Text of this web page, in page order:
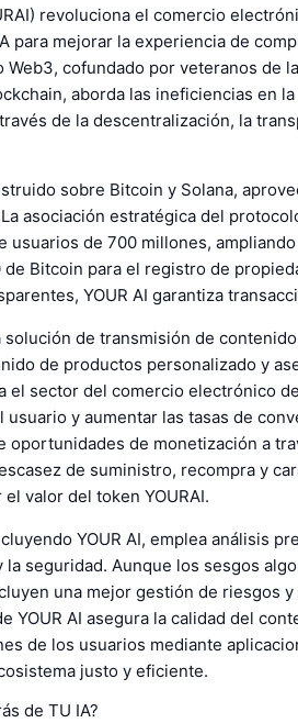
revoluciona el comercio
para mejorar la experiencia de
cofundado por veteranos de
aborda las ineficiencias en
de la descentralización, la
sobre Bitcoin y Solana,
asociación estratégica del
usuarios de 700 millones,
Bitcoin para el registro de
YOUR AI garantiza
de transmisión de
de productos personalizado y
el sector del comercio electrónico
y aumentar las tasas de
oportunidades de monetización a
de suministro, recompra y
valor del token YOURAI.
YOUR AI, emplea análisis
la seguridad. Aunque los sesgos
una mejor gestión de riesgos
YOUR AI asegura la calidad del
de los usuarios mediante
justo y eficiente.
de TU IA?